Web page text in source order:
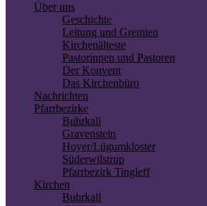
Über uns
Geschichte
Leitung und Gremien
Kirchenälteste
Pastorinnen und Pastoren
Der Konvent
Das Kirchenbüro
Nachrichten
Pfarrbezirke
Buhrkall
Gravenstein
Hoyer/Lügumkloster
Süderwilstrup
Pfarrbezirk Tingleff
Kirchen
Buhrkall